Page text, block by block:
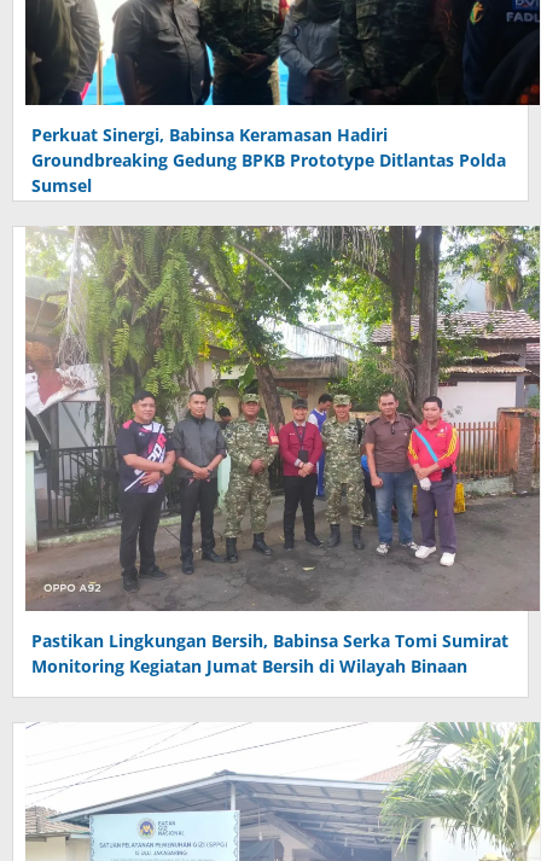
Perkuat Sinergi, Babinsa Keramasan Hadiri
Groundbreaking Gedung BPKB Prototype Ditlantas Polda
Sumsel
Pastikan Lingkungan Bersih, Babinsa Serka Tomi Sumirat
Monitoring Kegiatan Jumat Bersih di Wilayah Binaan